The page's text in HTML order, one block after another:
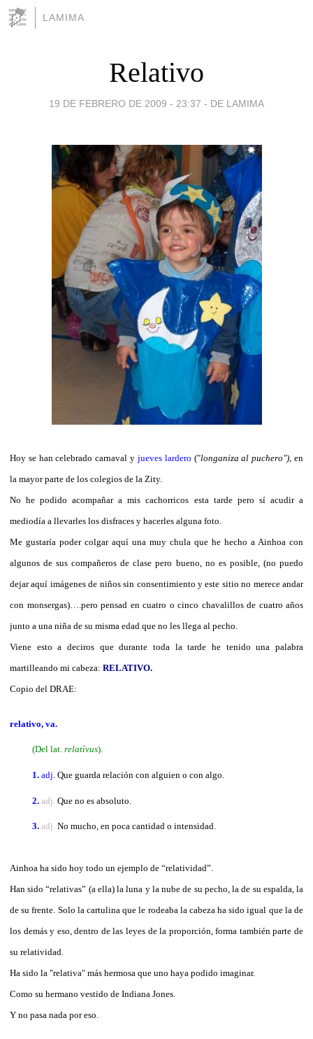
LAMIMA
Relativo
19 DE FEBRERO DE 2009 - 23:37 - DE LAMIMA
Hoy se han celebrado carnaval y jueves lardero ("longaniza al puchero"),en
la mayor parte de los colegios de la Zity.
No he podido acompañar a mis cachorricos esta tarde pero sí acudir a
mediodía a llevarles los disfraces y hacerles alguna foto.
Me gustaría poder colgar aquí una muy chula que he hecho a Ainhoa con
algunos de sus compañeros de clase pero bueno, no es posible, (no puedo
dejar aquí imágenes de niños sin consentimiento y este sitio no merece andar
con monsergas)….pero pensad en cuatro o cinco chavalillos de cuatro años
junto a una niña de su misma edad que no les llega al pecho.
Viene esto a deciros que durante toda la tarde he tenido una palabra
martilleando mi cabeza: RELATIVO.
Copio del DRAE:
relativo, va.
(Del lat. relatīvus).
1. adj. Que guarda relación con alguien o con algo.
2. adj. Que no es absoluto.
3. adj. No mucho, en poca cantidad o intensidad.
Ainhoa ha sido hoy todo un ejemplo de “relatividad”.
Han sido “relativas” (a ella) la luna y la nube de su pecho, la de su espalda, la
de su frente. Solo la cartulina que le rodeaba la cabeza ha sido igual que la de
los demás y eso, dentro de las leyes de la proporción, forma también parte de
su relatividad.
Ha sido la "relativa" más hermosa que uno haya podido imaginar.
Como su hermano vestido de Indiana Jones.
Y no pasa nada por eso.